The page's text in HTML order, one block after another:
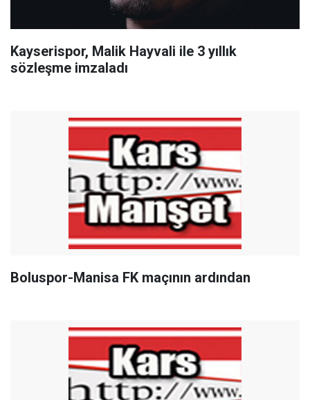
Kayserispor, Malik Hayvali ile 3 yıllık
sözleşme imzaladı
Boluspor-Manisa FK maçının ardından